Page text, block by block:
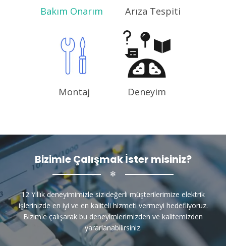
Bakım Onarım Arıza Tespiti
Montaj Deneyim
Bizimle Çalışmak İster misiniz?
✻
12 Yıllık deneyimimizle siz değerli müşterilerimize elektrik
işlerinizde en iyi ve en kaliteli hizmeti vermeyi hedefliyoruz.
Bizimle çalışarak bu deneyimlerimizden ve kalitemizden
yararlanabilirsiniz.